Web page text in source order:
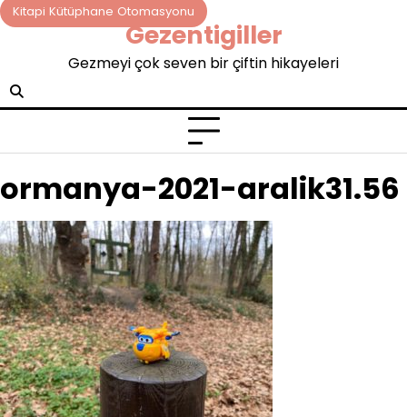
Skip
to
Kitapi Kütüphane Otomasyonu
Gezentigiller
Gezmeyi çok seven bir çiftin hikayeleri
ormanya-2021-aralik31.56